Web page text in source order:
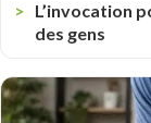
L’invocation
des gens